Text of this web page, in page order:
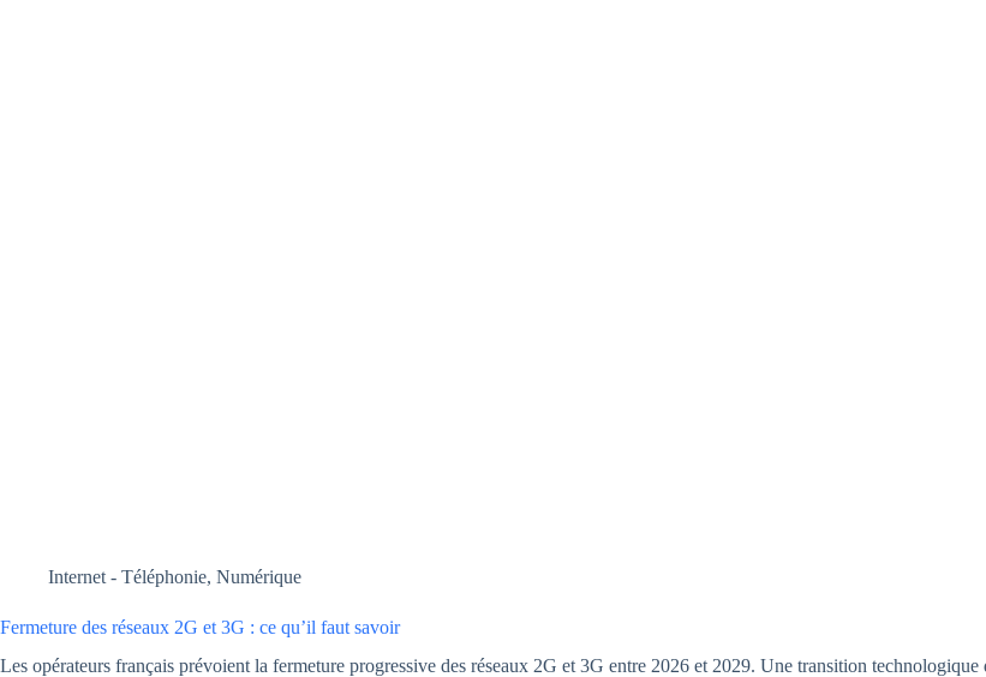
Internet - Téléphonie, Numérique
Fermeture des réseaux 2G et 3G : ce qu’il faut savoir
Les opérateurs français prévoient la fermeture progressive des réseaux 2G et 3G entre 2026 et 2029. Une transition